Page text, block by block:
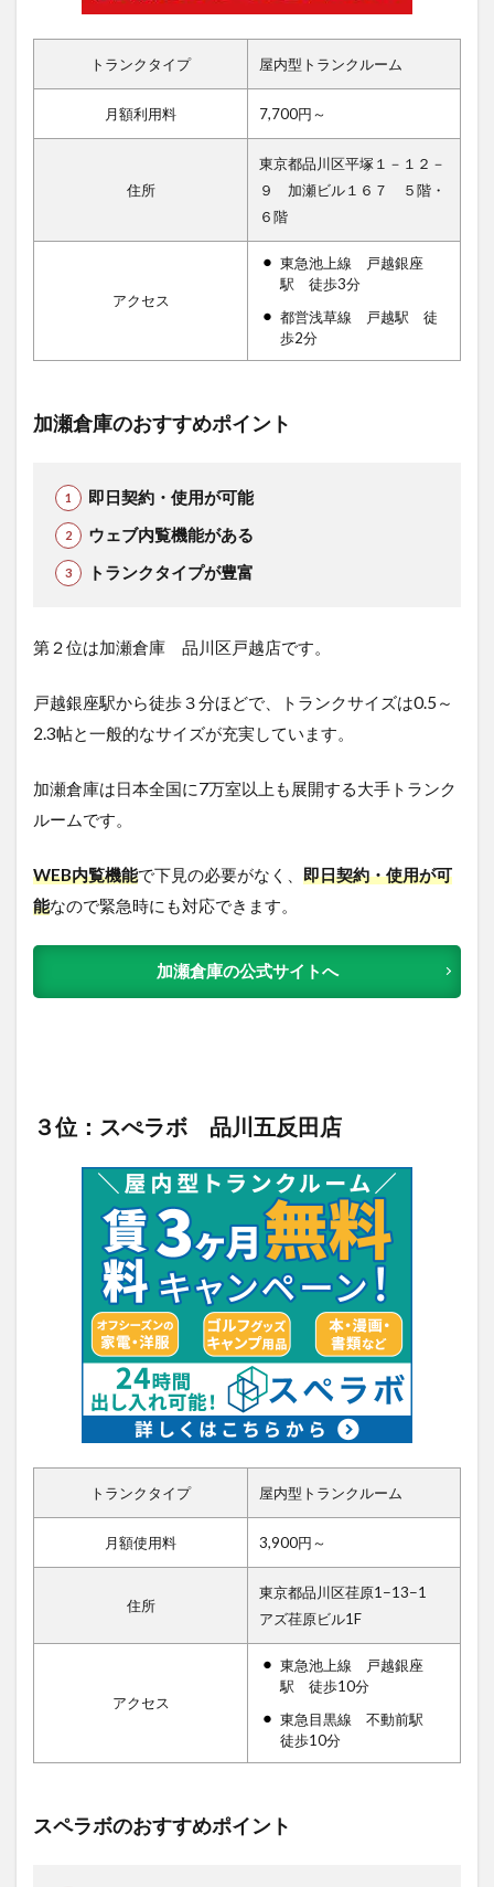
トランクタイプ 屋内型トランクルーム
月額利用料 7,700円～
住所
東京都品川区平塚１－１２－
９ 加瀬ビル１６７ ５階・
６階
アクセス
東急池上線 戸越銀座
駅 徒歩3分
都営浅草線 戸越駅 徒
歩2分
加瀬倉庫のおすすめポイント
即日契約・使用が可能
ウェブ内覧機能がある
トランクタイプが豊富
第２位は加瀬倉庫 品川区戸越店です。
戸越銀座駅から徒歩３分ほどで、トランクサイズは0.5～
2.3帖と一般的なサイズが充実しています。
加瀬倉庫は日本全国に7万室以上も展開する大手トランク
ルームです。
WEB内覧機能で下見の必要がなく、 即日契約・使用が可
能なので緊急時にも対応できます。
加瀬倉庫の公式サイトへ
３位：スぺラボ 品川五反田店
トランクタイプ 屋内型トランクルーム
月額使用料 3,900円～
住所
東京都品川区荏原1−13−1
アズ荏原ビル1F
アクセス
東急池上線 戸越銀座
駅 徒歩10分
東急目黒線 不動前駅
徒歩10分
スペラボのおすすめポイント